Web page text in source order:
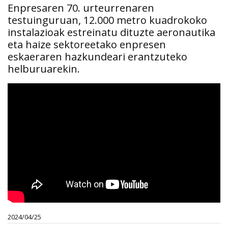
Enpresaren 70. urteurrenaren
testuinguruan, 12.000 metro kuadrokoko
instalazioak estreinatu dituzte aeronautika
eta haize sektoreetako enpresen
eskaeraren hazkundeari erantzuteko
helburuarekin.
2024/04/25